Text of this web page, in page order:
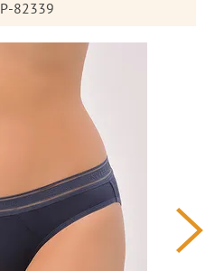
P-82339
Фотографии